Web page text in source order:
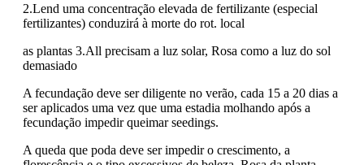
2.Lend uma concentração elevada de fertilizante (especial
fertilizantes) conduzirá à morte do rot. local
as plantas 3.All precisam a luz solar, Rosa como a luz do sol
demasiado
A fecundação deve ser diligente no verão, cada 15 a 20 dias a
ser aplicados uma vez que uma estadia molhando após a
fecundação impedir queimar seedings.
A queda que poda deve ser impedir o crescimento, a